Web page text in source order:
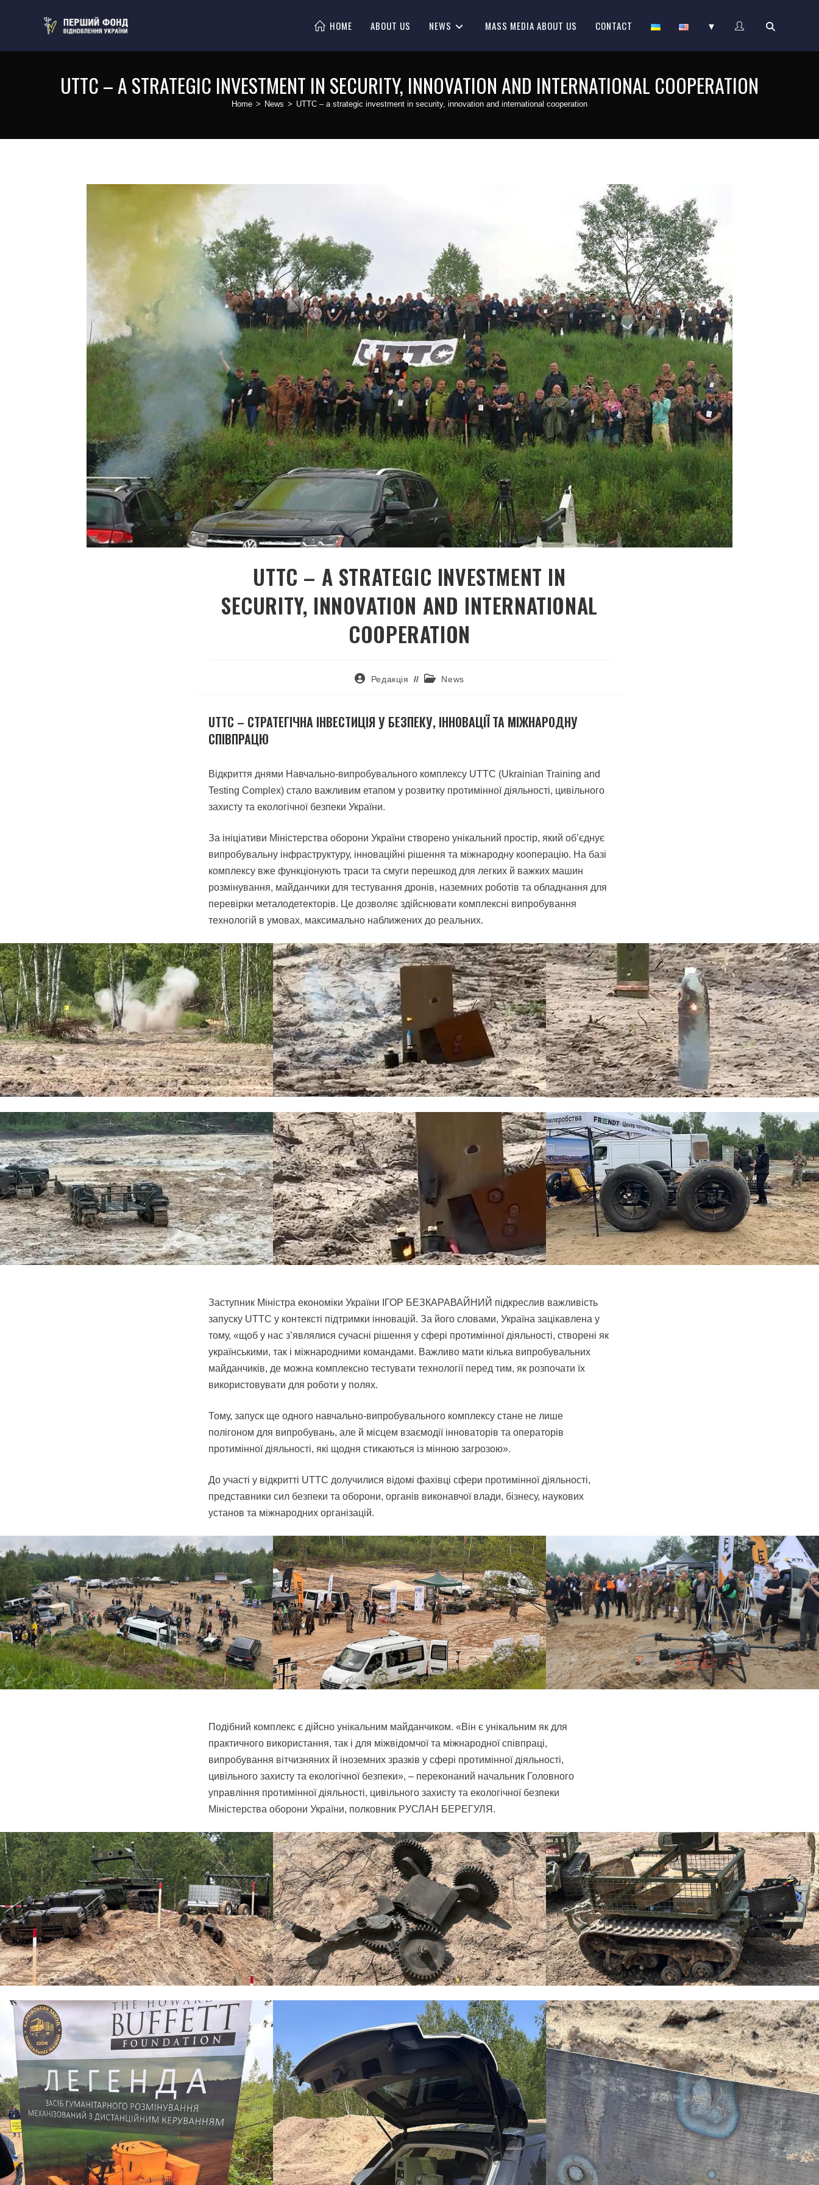
HOME ABOUT US NEWS MASS MEDIA ABOUT US CONTACT ▼
UTTC – A STRATEGIC INVESTMENT IN SECURITY, INNOVATION AND INTERNATIONAL COOPERATION
Home > News > UTTC – a strategic investment in security, innovation and international cooperation
UTTC – A STRATEGIC INVESTMENT IN
SECURITY, INNOVATION AND INTERNATIONAL
COOPERATION
Редакція News
UTTC – СТРАТЕГІЧНА ІНВЕСТИЦІЯ У БЕЗПЕКУ, ІННОВАЦІЇ ТА МІЖНАРОДНУ
СПІВПРАЦЮ
Відкриття днями Навчально-випробувального комплексу UTTC (Ukrainian Training and
Testing Complex) стало важливим етапом у розвитку протимінної діяльності, цивільного
захисту та екологічної безпеки України.
За ініціативи Міністерства оборони України створено унікальний простір, який об’єднує
випробувальну інфраструктуру, інноваційні рішення та міжнародну кооперацію. На базі
комплексу вже функціонують траси та смуги перешкод для легких й важких машин
розмінування, майданчики для тестування дронів, наземних роботів та обладнання для
перевірки металодетекторів. Це дозволяє здійснювати комплексні випробування
технологій в умовах, максимально наближених до реальних.
Заступник Міністра економіки України ІГОР БЕЗКАРАВАЙНИЙ підкреслив важливість
запуску UTTC у контексті підтримки інновацій. За його словами, Україна зацікавлена у
тому, «щоб у нас з’являлися сучасні рішення у сфері протимінної діяльності, створені як
українськими, так і міжнародними командами. Важливо мати кілька випробувальних
майданчиків, де можна комплексно тестувати технології перед тим, як розпочати їх
використовувати для роботи у полях.
Тому, запуск ще одного навчально-випробувального комплексу стане не лише
полігоном для випробувань, але й місцем взаємодії інноваторів та операторів
протимінної діяльності, які щодня стикаються із мінною загрозою».
До участі у відкритті UTTC долучилися відомі фахівці сфери протимінної діяльності,
представники сил безпеки та оборони, органів виконавчої влади, бізнесу, наукових
установ та міжнародних організацій.
Подібний комплекс є дійсно унікальним майданчиком. «Він є унікальним як для
практичного використання, так і для міжвідомчої та міжнародної співпраці,
випробування вітчизняних й іноземних зразків у сфері протимінної діяльності,
цивільного захисту та екологічної безпеки», – переконаний начальник Головного
управління протимінної діяльності, цивільного захисту та екологічної безпеки
Міністерства оборони України, полковник РУСЛАН БЕРЕГУЛЯ.